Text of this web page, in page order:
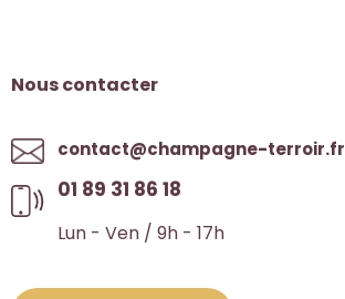
Nous contacter
contact@champagne-terroir.fr
01 89 31 86 18
Lun - Ven / 9h - 17h